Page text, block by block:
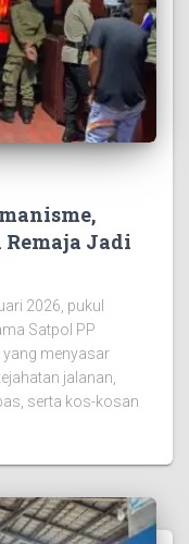
Jadi
2026, pukul
Satpol PP
yang menyasar
jalanan,
serta kos-kosan